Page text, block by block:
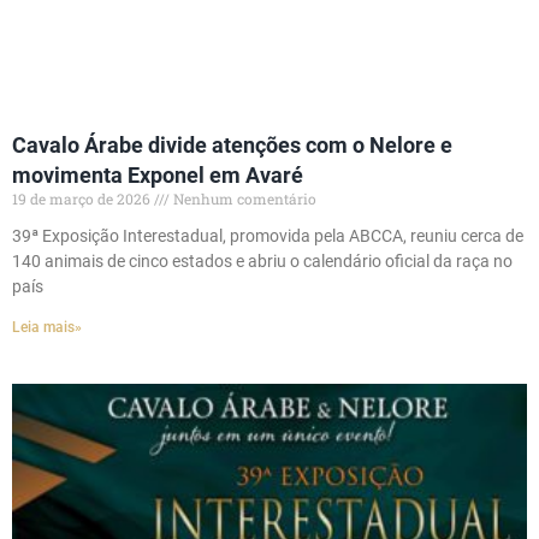
Cavalo Árabe divide atenções com o Nelore e
movimenta Exponel em Avaré
19 de março de 2026
Nenhum comentário
39ª Exposição Interestadual, promovida pela ABCCA, reuniu cerca de
140 animais de cinco estados e abriu o calendário oficial da raça no
país
Leia mais»